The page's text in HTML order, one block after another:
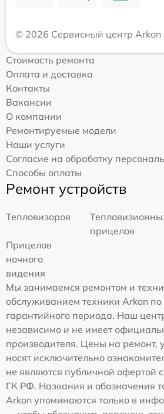
© 2026 Сервисный центр Arkon
Стоимость ремонта
Оплата и доставка
Контакты
Вакансии
О компании
Ремонтируемые модели
Наши услуги
Согласие на обработку
Способы оплаты
Ремонт устройств
Тепловизоров
прицелов
Прицелов
ночного
видения
Мы занимаемся ремонтом и
обслуживанием техники Arkon по
гарантийного периода. Наш
независимо и не имеет
производителя. Цены на ремонт,
носят исключительно
не являются публичной офертой
ГК РФ. Названия и обозначения
Arkon упоминаются только в